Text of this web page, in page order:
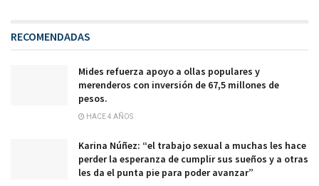
RECOMENDADAS
Mides refuerza apoyo a ollas populares y
merenderos con inversión de 67,5 millones de
pesos.
HACE 4 AÑOS
Karina Núñez: “el trabajo sexual a muchas les hace
perder la esperanza de cumplir sus sueños y a otras
les da el punta pie para poder avanzar”